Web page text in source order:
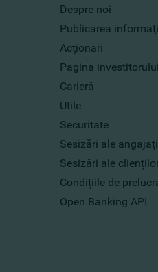
Despre noi
Publicarea
Acţionari
Pagina investitorului
Carieră
Utile
Securitate
Sesizări ale
Sesizări ale
Condițiile de
Open Banking API